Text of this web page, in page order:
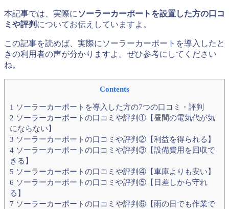
本記事では、実際にソーラーカーポートを設置した方の口コ
ミや評判 についてお伝えしていますよ。
この記事を読めば、実際にソーラーカーポートを導入したと
きの利用者の声が分かりますよ。ぜひ参考にしてください
ね。
Contents
1 ソーラーカーポートを導入した方の7つの口コミ・評判
2 ソーラーカーポートの口コミや評判①【昼間の電気代が気
にならない】
3 ソーラーカーポートの口コミや評判②【利益を得られる】
4 ソーラーカーポートの口コミや評判③【設備費用を回収で
きる】
5 ソーラーカーポートの口コミや評判④【車庫よりも安い】
6 ソーラーカーポートの口コミや評判⑤【日差しから守れ
る】
7 ソーラーカーポートの口コミや評判⑥【雨の日でも作業で